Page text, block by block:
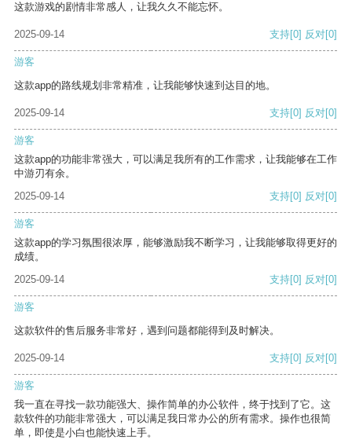
这款游戏的剧情非常感人，让我久久不能忘怀。
2025-09-14 支持[0] 反对[0]
游客
这款app的路线规划非常精准，让我能够快速到达目的地。
2025-09-14 支持[0] 反对[0]
游客
这款app的功能非常强大，可以满足我所有的工作需求，让我能够在工作
中游刃有余。
2025-09-14
支持[0] 反对[0]
游客
这款app的学习氛围很浓厚，能够激励我不断学习，让我能够取得更好的
成绩。
2025-09-14
支持[0] 反对[0]
游客
这款软件的售后服务非常好，遇到问题都能得到及时解决。
2025-09-14 支持[0] 反对[0]
游客
我一直在寻找一款功能强大、操作简单的办公软件，终于找到了它。这
款软件的功能非常强大，可以满足我日常办公的所有需求。操作也很简
单，即使是小白也能快速上手。